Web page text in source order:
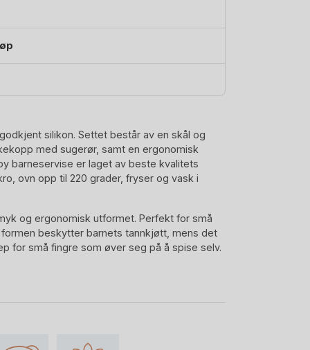
silikon. Settet består av en skål og
med sugerør, samt en ergonomisk
barneservise er laget av beste kvalitets
ovn opp til 220 grader, fryser og vask i
og ergonomisk utformet. Perfekt for små
beskytter barnets tannkjøtt, mens det
for små fingre som øver seg på å spise selv.
blomstrete form. I tillegg til å være fin, vil
på skjeen. Drikkekoppen består av et lokk
for å bruke koppen som åpen kopp. Husk
tutekopp, åpenkopp og sugerør. Det å bruke